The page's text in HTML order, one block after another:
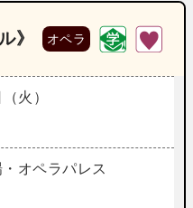
》 オペラ
火）
オペラパレス